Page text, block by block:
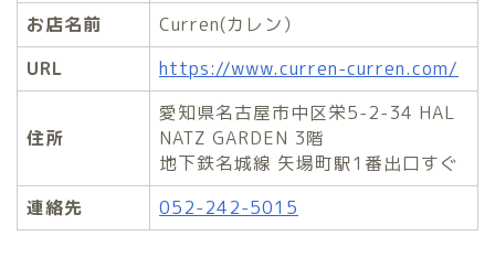
お店名前
Curren(カレン）
URL
https://www.curren-curren.com/
住所
愛知県名古屋市中区栄5-2-34 HAL
NATZ GARDEN 3階
地下鉄名城線 矢場町駅1番出口すぐ
連絡先
052-242-5015